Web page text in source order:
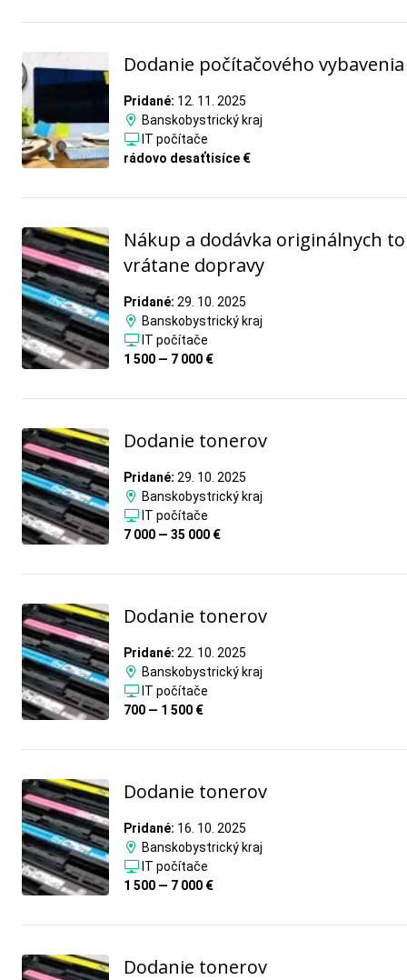
Dodanie počítačového vybavenia
Pridané: 12. 11. 2025
Banskobystrický kraj
IT počítače
rádovo desaťtisíce €
Nákup a dodávka originálnych
vrátane dopravy
Pridané: 29. 10. 2025
Banskobystrický kraj
IT počítače
1 500 — 7 000 €
Dodanie tonerov
Pridané: 29. 10. 2025
Banskobystrický kraj
IT počítače
7 000 — 35 000 €
Dodanie tonerov
Pridané: 22. 10. 2025
Banskobystrický kraj
IT počítače
700 — 1 500 €
Dodanie tonerov
Pridané: 16. 10. 2025
Banskobystrický kraj
IT počítače
1 500 — 7 000 €
Dodanie tonerov